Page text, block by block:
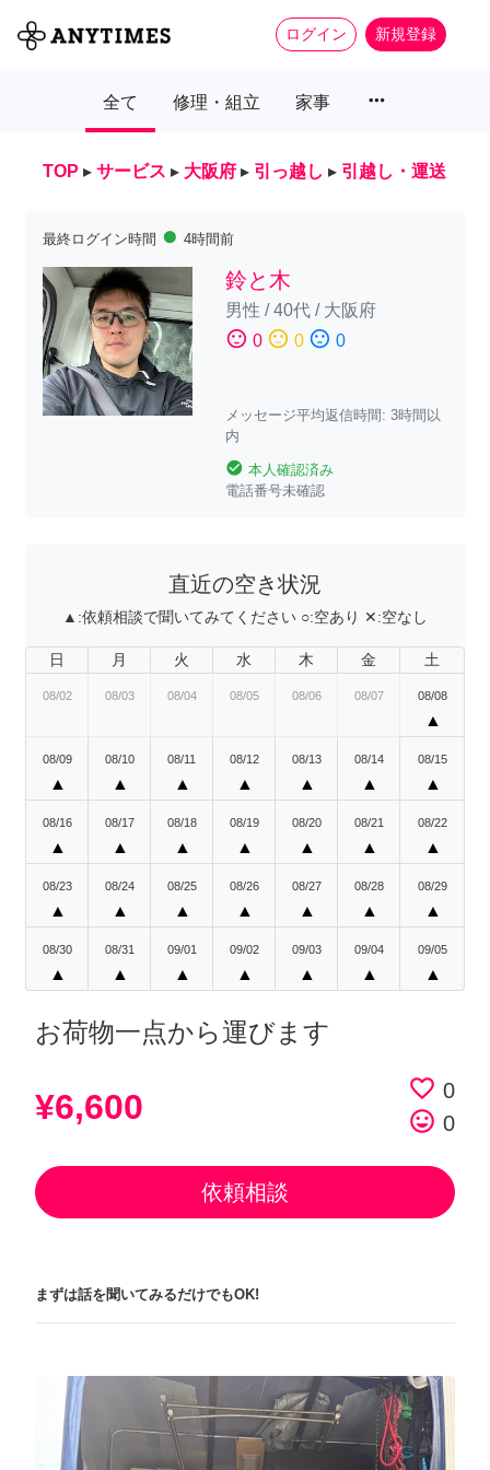
ログイン 新規登録
全て 修理・組立 家事 more_horiz
TOP ▸ サービス ▸ 大阪府 ▸ 引っ越し ▸ 引越し・運送
最終ログイン時間 fiber_manual_record 4時間前
鈴と木
男性 /40代/ 大阪府
sentiment_satisfied 0 sentiment_neutral 0 sentiment_dissatisfied 0
メッセージ平均返信時間: 3時間以
内
check_circle 本人確認済み
電話番号未確認
直近の空き状況
▲:依頼相談で聞いてみてください ○:空あり ✕:空なし
日 月 火 水 木 金 土
08/02 08/03 08/04 08/05 08/06 08/07 08/08
▲
08/09
▲
08/10
▲
08/11
▲
08/12
▲
08/13
▲
08/14
▲
08/15
▲
08/16
▲
08/17
▲
08/18
▲
08/19
▲
08/20
▲
08/21
▲
08/22
▲
08/23
▲
08/24
▲
08/25
▲
08/26
▲
08/27
▲
08/28
▲
08/29
▲
08/30
▲
08/31
▲
09/01
▲
09/02
▲
09/03
▲
09/04
▲
09/05
▲
お荷物一点から運びます
¥6,600 favorite_border 0
tag_faces 0
依頼相談
まずは話を聞いてみるだけでもOK!